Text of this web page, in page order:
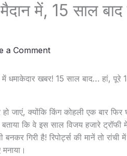
में, 15 साल
a Comment
धमाकेदार खबर! 15 साल बाद… हां,
जाएं, क्योंकि किंग कोहली एक बार फिर
कि वे इस साल विजय हजारे
गिरी है! रिपोर्ट्स की मानें तो